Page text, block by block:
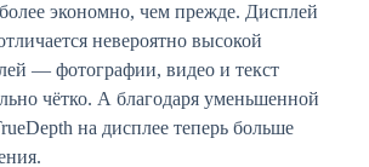
экономно, чем прежде. Дисплей
невероятно высокой
— фотографии, видео и текст
чётко. А благодаря уменьшенной
на дисплее теперь больше